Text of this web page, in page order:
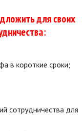
для своих
в короткие сроки;
сотрудничества для